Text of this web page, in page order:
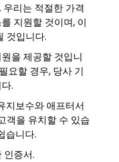
리는 적절한 가격
지원할 것이며, 이
것입니다.
을 제공할 것입니
요할 경우, 당사 기
.
지보수와 애프터서
객을 유치할 수 있습
습니다.
인증서.